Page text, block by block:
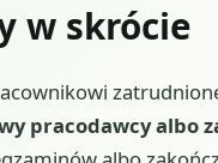
w skrócie
pracodawcy albo